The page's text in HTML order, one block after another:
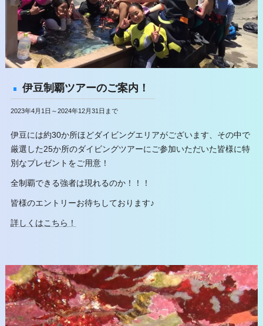
伊豆制覇ツアーのご案内！
2023年4月1日～2024年12月31日まで
伊豆には約30か所ほどダイビングエリアがございます、その中で
厳選した25か所のダイビングツアーにご参加いただいた皆様に特
別なプレゼントをご用意！
全制覇できる強者は現れるのか！！！
皆様のエントリーお待ちしております♪
詳しくはこちら！